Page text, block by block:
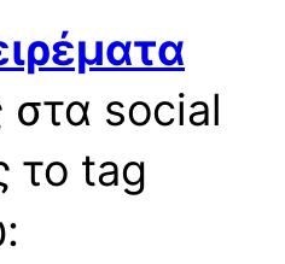
στα social
το tag